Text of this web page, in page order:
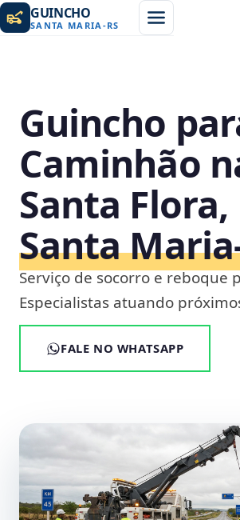
GUINCHO
SANTA MARIA -RS
Guincho
Caminhão
Santa Flora,
Santa
Serviço de socorro e reboque
Especialistas atuando
FALE NO WHATSAPP